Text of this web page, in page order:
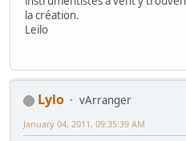
la création.
Leilo
Lylo
vArranger
January 04, 2011, 09:35:39 AM